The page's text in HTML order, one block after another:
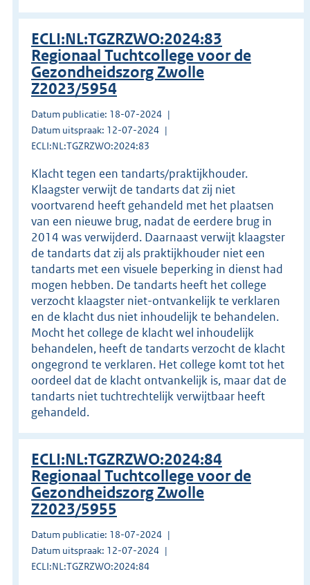
ECLI:NL:TGZRZWO:2024:83
Regionaal Tuchtcollege voor de
Gezondheidszorg Zwolle
Z2023/5954
Datum publicatie: 18-07-2024
Datum uitspraak: 12-07-2024
ECLI:NL:TGZRZWO:2024:83
Klacht tegen een tandarts/praktijkhouder.
Klaagster verwijt de tandarts dat zij niet
voortvarend heeft gehandeld met het plaatsen
van een nieuwe brug, nadat de eerdere brug in
2014 was verwijderd. Daarnaast verwijt klaagster
de tandarts dat zij als praktijkhouder niet een
tandarts met een visuele beperking in dienst had
mogen hebben. De tandarts heeft het college
verzocht klaagster niet-ontvankelijk te verklaren
en de klacht dus niet inhoudelijk te behandelen.
Mocht het college de klacht wel inhoudelijk
behandelen, heeft de tandarts verzocht de klacht
ongegrond te verklaren. Het college komt tot het
oordeel dat de klacht ontvankelijk is, maar dat de
tandarts niet tuchtrechtelijk verwijtbaar heeft
gehandeld.
ECLI:NL:TGZRZWO:2024:84
Regionaal Tuchtcollege voor de
Gezondheidszorg Zwolle
Z2023/5955
Datum publicatie: 18-07-2024
Datum uitspraak: 12-07-2024
ECLI:NL:TGZRZWO:2024:84